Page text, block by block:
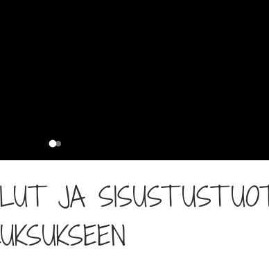
JA